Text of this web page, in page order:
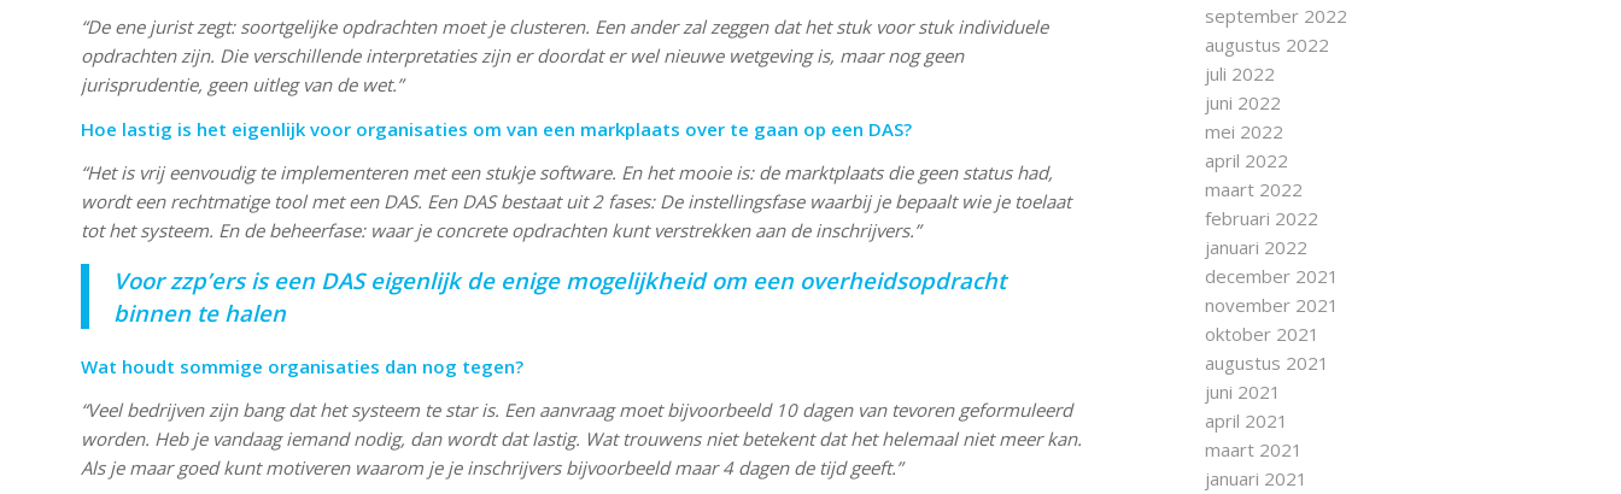
“De ene jurist zegt: soortgelijke opdrachten moet je clusteren. Een ander zal zeggen dat het stuk voor stuk individuele
opdrachten zijn. Die verschillende interpretaties zijn er doordat er wel nieuwe wetgeving is, maar nog geen
jurisprudentie, geen uitleg van de wet.”
Hoe lastig is het eigenlijk voor organisaties om van een markplaats over te gaan op een DAS?
“Het is vrij eenvoudig te implementeren met een stukje software. En het mooie is: de marktplaats die geen status had,
wordt een rechtmatige tool met een DAS. Een DAS bestaat uit 2 fases: De instellingsfase waarbij je bepaalt wie je toelaat
tot het systeem. En de beheerfase: waar je concrete opdrachten kunt verstrekken aan de inschrijvers.”
Voor zzp’ers is een DAS eigenlijk de enige mogelijkheid om een overheidsopdracht
binnen te halen
Wat houdt sommige organisaties dan nog tegen?
“Veel bedrijven zijn bang dat het systeem te star is. Een aanvraag moet bijvoorbeeld 10 dagen van tevoren geformuleerd
worden. Heb je vandaag iemand nodig, dan wordt dat lastig. Wat trouwens niet betekent dat het helemaal niet meer kan.
Als je maar goed kunt motiveren waarom je je inschrijvers bijvoorbeeld maar 4 dagen de tijd geeft.”
september 2022
augustus 2022
juli 2022
juni 2022
mei 2022
april 2022
maart 2022
februari 2022
januari 2022
december 2021
november 2021
oktober 2021
augustus 2021
juni 2021
april 2021
maart 2021
januari 2021